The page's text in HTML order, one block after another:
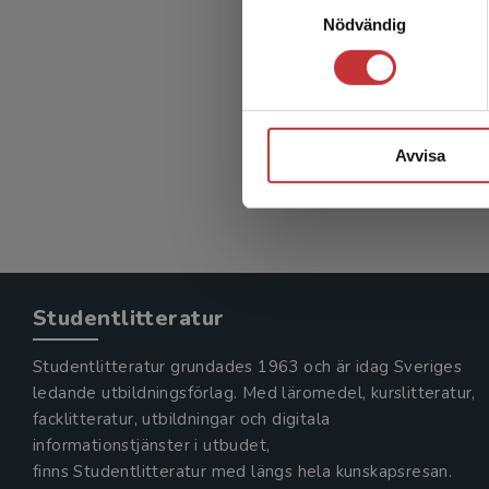
Nödvändig
Avvisa
Studentlitteratur
Studentlitteratur grundades 1963 och är idag Sveriges
ledande utbildningsförlag. Med läromedel, kurslitteratur,
facklitteratur, utbildningar och digitala
informationstjänster i utbudet,
finns Studentlitteratur med längs hela kunskapsresan.